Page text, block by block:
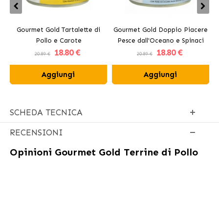
Gourmet Gold Tartalette di
Pollo e Carote
20.89 € 18.80 €
Aggiungi
Gourmet Gold Doppio Piacere
Pesce dall'Oceano e Spinaci
20.89 € 18.80 €
Aggiungi
SCHEDA TECNICA
RECENSIONI
Opinioni Gourmet Gold Terrine di Pollo